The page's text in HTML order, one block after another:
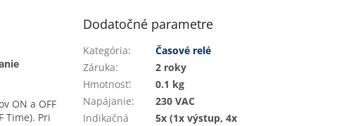
ON a OFF
Time). Pri
Dodatočné parametre
Kategória:
Časové relé
Záruka:
2 roky
Hmotnosť:
0.1 kg
Napájanie:
230 VAC
Indikačná
5x (1x výstup, 4x